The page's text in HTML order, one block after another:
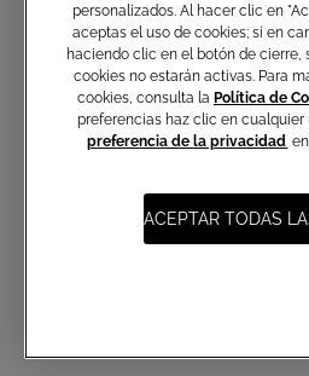
Suscripción a las
personalizados. Al hacer clic en
aceptas el uso de cookies; si en
haciendo clic en el botón de cierre,
cookies no estarán activas. Para
cookies, consulta la Política de
preferencias haz clic en cualquier
preferencia de la privacidad
ACEPTAR TODAS